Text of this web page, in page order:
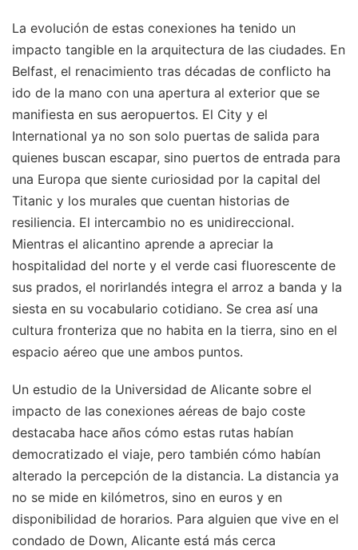
La evolución de estas conexiones ha tenido un
impacto tangible en la arquitectura de las ciudades. En
Belfast, el renacimiento tras décadas de conflicto ha
ido de la mano con una apertura al exterior que se
manifiesta en sus aeropuertos. El City y el
International ya no son solo puertas de salida para
quienes buscan escapar, sino puertos de entrada para
una Europa que siente curiosidad por la capital del
Titanic y los murales que cuentan historias de
resiliencia. El intercambio no es unidireccional.
Mientras el alicantino aprende a apreciar la
hospitalidad del norte y el verde casi fluorescente de
sus prados, el norirlandés integra el arroz a banda y la
siesta en su vocabulario cotidiano. Se crea así una
cultura fronteriza que no habita en la tierra, sino en el
espacio aéreo que une ambos puntos.
Un estudio de la Universidad de Alicante sobre el
impacto de las conexiones aéreas de bajo coste
destacaba hace años cómo estas rutas habían
democratizado el viaje, pero también cómo habían
alterado la percepción de la distancia. La distancia ya
no se mide en kilómetros, sino en euros y en
disponibilidad de horarios. Para alguien que vive en el
condado de Down, Alicante está más cerca